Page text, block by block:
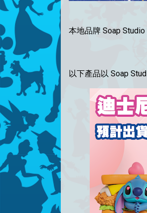
本地品牌 Soap
以下產品以 Soap